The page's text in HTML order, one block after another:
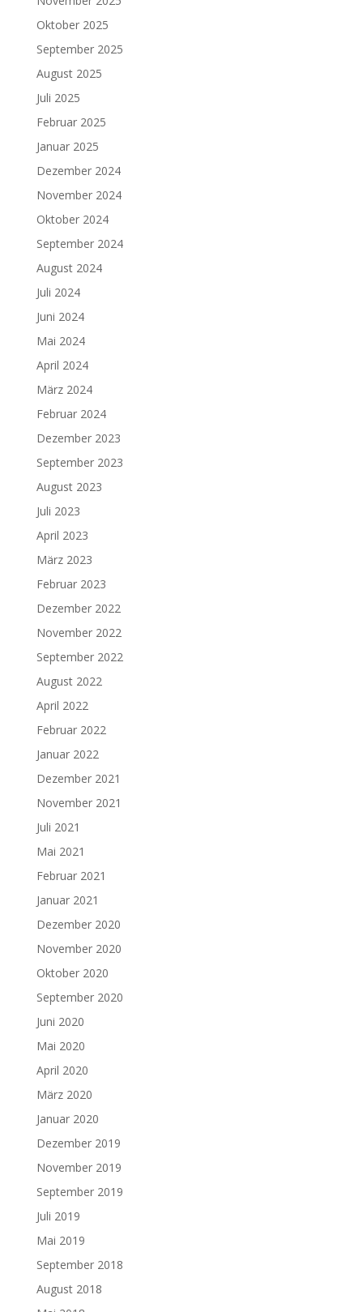
Oktober 2025
September 2025
August 2025
Juli 2025
Februar 2025
Januar 2025
Dezember 2024
November 2024
Oktober 2024
September 2024
August 2024
Juli 2024
Juni 2024
Mai 2024
April 2024
März 2024
Februar 2024
Dezember 2023
September 2023
August 2023
Juli 2023
April 2023
März 2023
Februar 2023
Dezember 2022
November 2022
September 2022
August 2022
April 2022
Februar 2022
Januar 2022
Dezember 2021
November 2021
Juli 2021
Mai 2021
Februar 2021
Januar 2021
Dezember 2020
November 2020
Oktober 2020
September 2020
Juni 2020
Mai 2020
April 2020
März 2020
Januar 2020
Dezember 2019
November 2019
September 2019
Juli 2019
Mai 2019
September 2018
August 2018